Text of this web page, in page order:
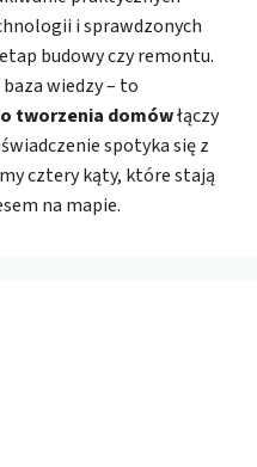
i sprawdzonych
budowy czy remontu.
wiedzy – to
tworzenia domówłączy
spotyka się z
cztery kąty, które stają
na mapie.